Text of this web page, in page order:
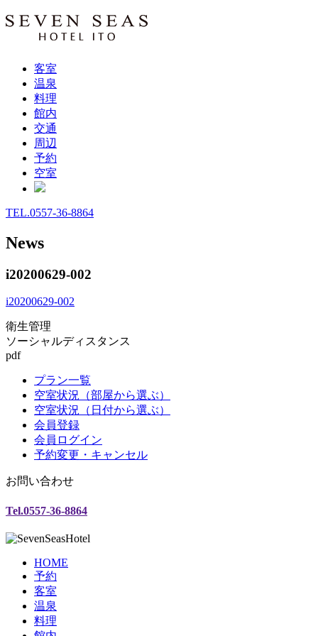
客室
温泉
料理
館内
交通
周辺
予約
空室
TEL.0557-36-8864
News
i20200629-002
i20200629-002
衛生管理
ソーシャルディスタンス
pdf
プラン一覧
空室状況（部屋から選ぶ）
空室状況（日付から選ぶ）
会員登録
会員ログイン
予約変更・キャンセル
お問い合わせ
Tel.0557-36-8864
HOME
予約
客室
温泉
料理